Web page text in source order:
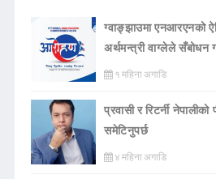
ग्वाङ्झाउमा एनआरएनको
अर्थमन्त्री वाग्लेले सँबोधन
१ महिना अगाडि
प्रवासी र रिटर्नी
समेटिनुपर्छ
४ महिना अगाडि